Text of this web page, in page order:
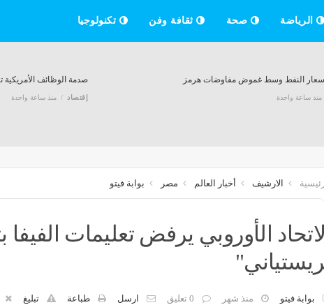
الرياضة صحة ثقافة وفن تكنولوجيا
النفط وسط غموض مفاوضات هرمز
منذ ساعة واحدة
صدمة الوظائف الأمريكية
إقتصاد منذ ساعة واحدة
اتفاقية مكة تعزز الردع والتنسيق بين السعودية وتركيا وباكستان
الارشيف أخبار العالم مصر بوابة فيتو
الاتحاد الأوروبي يرفض تعليمات
بوابة فيتو منذ شهر 0 تعليق ارسل طباعة تبليغ